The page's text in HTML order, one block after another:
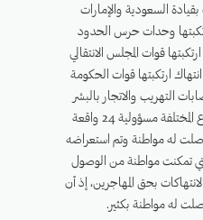
بقيادة السعودية والإمارات
ارتكبتها وحدات حرس الحدود
انتهاك ارتكبتها قوات المجلس الانتقالي
، و6 وقائع انتهاك ارتكبتها قوات الحكومة
التهريب والاتجار بالبشر
في مناطق سيطرة أطراف النزاع المختلفة مسؤولية 24 واقعة
له مواطنة وتم استعراضه
تمكنت مواطنة من الوصول
بحق المهاجرين، إذ أن
له مواطنة بكثير.